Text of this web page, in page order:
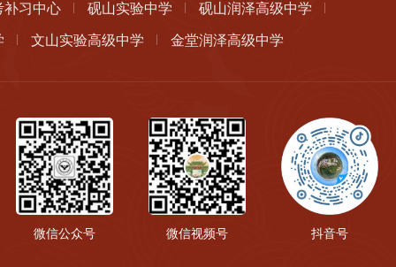
习中心 砚山实验中学
砚山润泽高级中学
文山实验高级中学 金堂润泽高级中学
微信公众号 微信视频号 抖音号